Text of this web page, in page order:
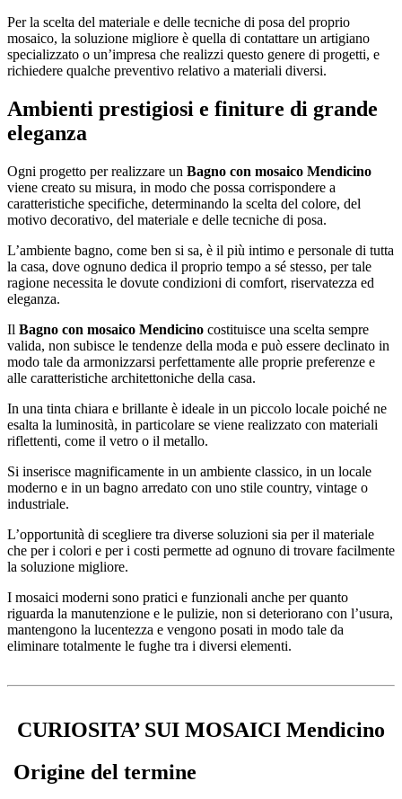
Per la scelta del materiale e delle tecniche di posa del proprio
mosaico, la soluzione migliore è quella di contattare un artigiano
specializzato o un’impresa che realizzi questo genere di progetti, e
richiedere qualche preventivo relativo a materiali diversi.
Ambienti prestigiosi e finiture di grande
eleganza
Ogni progetto per realizzare un Bagno con mosaico Mendicino
viene creato su misura, in modo che possa corrispondere a
caratteristiche specifiche, determinando la scelta del colore, del
motivo decorativo, del materiale e delle tecniche di posa.
L’ambiente bagno, come ben si sa, è il più intimo e personale di tutta
la casa, dove ognuno dedica il proprio tempo a sé stesso, per tale
ragione necessita le dovute condizioni di comfort, riservatezza ed
eleganza.
Il Bagno con mosaico Mendicino costituisce una scelta sempre
valida, non subisce le tendenze della moda e può essere declinato in
modo tale da armonizzarsi perfettamente alle proprie preferenze e
alle caratteristiche architettoniche della casa.
In una tinta chiara e brillante è ideale in un piccolo locale poiché ne
esalta la luminosità, in particolare se viene realizzato con materiali
riflettenti, come il vetro o il metallo.
Si inserisce magnificamente in un ambiente classico, in un locale
moderno e in un bagno arredato con uno stile country, vintage o
industriale.
L’opportunità di scegliere tra diverse soluzioni sia per il materiale
che per i colori e per i costi permette ad ognuno di trovare facilmente
la soluzione migliore.
I mosaici moderni sono pratici e funzionali anche per quanto
riguarda la manutenzione e le pulizie, non si deteriorano con l’usura,
mantengono la lucentezza e vengono posati in modo tale da
eliminare totalmente le fughe tra i diversi elementi.
CURIOSITA’ SUI MOSAICI Mendicino
Origine del termine